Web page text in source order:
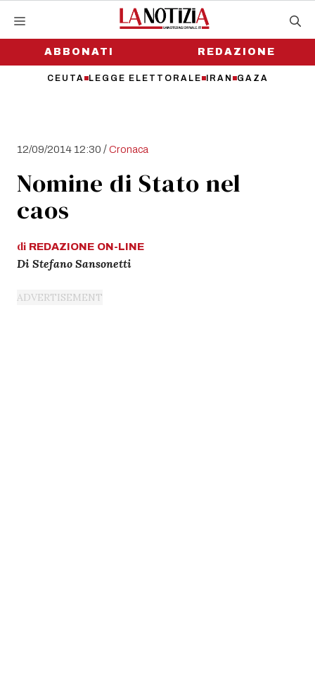
contenutoABBONATI
CEUTA LEGGE ELETTORALE IRAN GAZA
REDAZIONE
12/09/2014 12:30 /Cronaca
Nomine di Stato nel
caos
di REDAZIONE ON-LINE
Di Stefano Sansonetti